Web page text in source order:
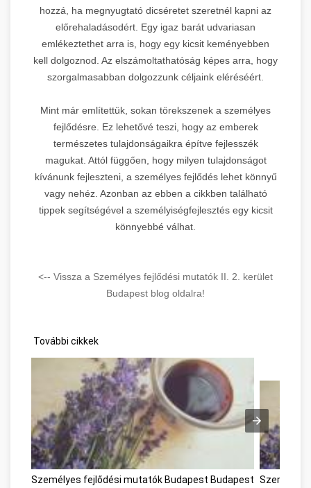
hozzá, ha megnyugtató dicséretet szeretnél kapni az
előrehaladásodért. Egy igaz barát udvariasan
emlékeztethet arra is, hogy egy kicsit keményebben
kell dolgoznod. Az elszámoltathatóság képes arra, hogy
szorgalmasabban dolgozzunk céljaink eléréséért.
Mint már említettük, sokan törekszenek a személyes
fejlődésre. Ez lehetővé teszi, hogy az emberek
természetes tulajdonságaikra építve fejlesszék
magukat. Attól függően, hogy milyen tulajdonságot
kívánunk fejleszteni, a személyes fejlődés lehet könnyű
vagy nehéz. Azonban az ebben a cikkben található
tippek segítségével a személyiségfejlesztés egy kicsit
könnyebbé válhat.
<-- Vissza a Személyes fejlődési mutatók II. 2. kerület
Budapest blog oldalra!
További cikkek
Személyes fejlődési mutatók Budapest Budapest